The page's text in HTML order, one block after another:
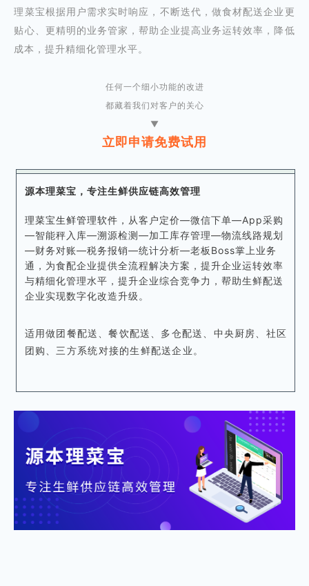
理菜宝根据用户需求实时响应，不断迭代，做食材配送企业更
贴心、更精明的业务管家，帮助企业提高业务运转效率，降低
成本，提升精细化管理水平。
任何一个细小功能的改进
都藏着我们对客户的关心
▼
立即申请免费试用
源本理菜宝， 专注生鲜供应链高效管理
理菜宝生鲜管理软件， 从客户定价—微信下单—App采购
—智能秤入库—溯源检测—加工库存管理—物流线路规划
—财务对账—税务报销—统计分析—老板Boss掌上业务
通，为食配企业提供全流程解决方案，提升企业运转效率
与精细化管理水平，提升企业综合竞争力，帮助生鲜配送
企业实现数字化改造升级。
适用做团餐配送、餐饮配送、多仓配送、中央厨房、社区
团购、三方系统对接的生鲜配送企业。